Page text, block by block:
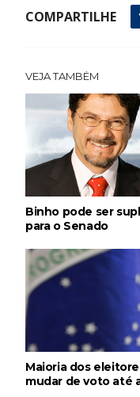
COMPARTILHE
VEJA TAMBÉM
Binho pode ser
para o Senado
Maioria dos
mudar de voto até